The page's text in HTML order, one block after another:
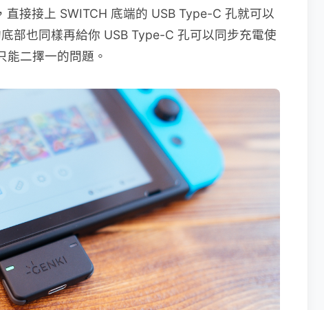
直接接上 SWITCH 底端的 USB Type-C 孔就可以
部也同樣再給你 USB Type-C 孔可以同步充電使
能二擇一的問題。